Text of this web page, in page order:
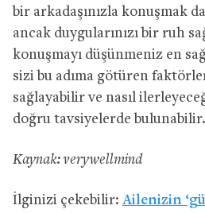
bir arkadaşınızla konuşmak
ancak duygularınızı bir ruh
konuşmayı düşünmeniz en
sizi bu adıma götüren
sağlayabilir ve nasıl
doğru tavsiyelerde bulunabilir.
Kaynak: verywellmind
İlginizi çekebilir: Ailenizin